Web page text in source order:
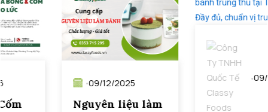
09/12/2025
Nguyên liệu làm
09/12/2025
Cung cấp nguyên
liệu làm bánh
trung thu tại